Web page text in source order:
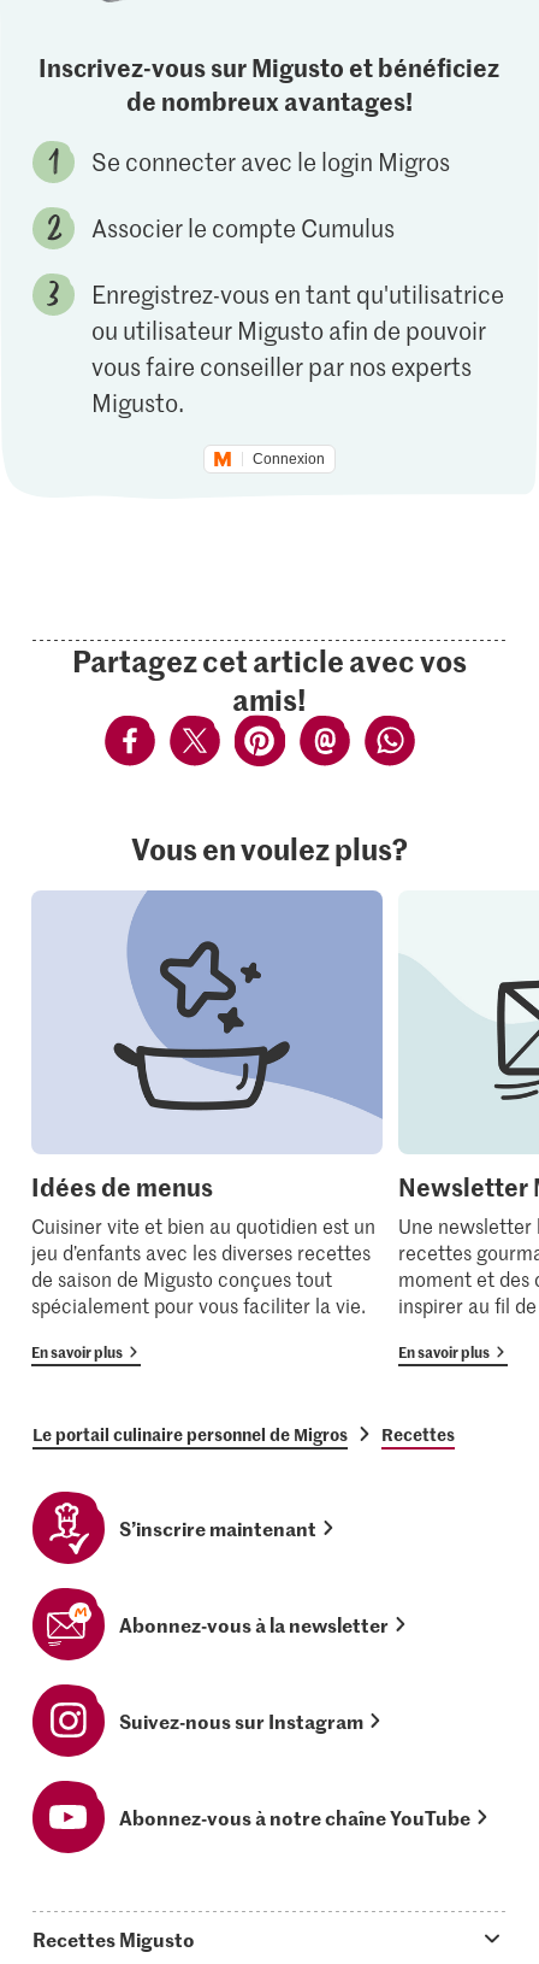
Inscrivez-vous sur Migusto et bénéficiez
de nombreux avantages!
Se connecter avec le login Migros
Associer le compte Cumulus
Enregistrez-vous en tant qu'utilisatrice
ou utilisateur Migusto afin de pouvoir
vous faire conseiller par nos experts
Migusto.
Connexion
Partagez cet article avec vos
amis!
Vous en voulez plus?
Idées de menus
Cuisiner vite et bien au quotidien est un
jeu d’enfants avec les diverses recettes
de saison de Migusto conçues tout
spécialement pour vous faciliter la vie.
En savoir plus
Newsletter
Une newsletter
recettes
moment et des
inspirer au fil
En savoir plus
Le portail culinaire personnel de Migros Recettes
S’inscrire maintenant
Abonnez-vous à la newsletter
Suivez-nous sur Instagram
Abonnez-vous à notre chaîne YouTube
Recettes Migusto